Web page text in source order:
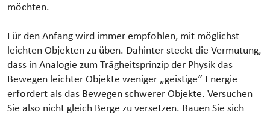
möchten.
Für den Anfang wird immer empfohlen, mit möglichst
leichten Objekten zu üben. Dahinter steckt die Vermutung,
dass in Analogie zum Trägheitsprinzip der Physik das
Bewegen leichter Objekte weniger „geistige“ Energie
erfordert als das Bewegen schwerer Objekte. Versuchen
Sie also nicht gleich Berge zu versetzen. Bauen Sie sich